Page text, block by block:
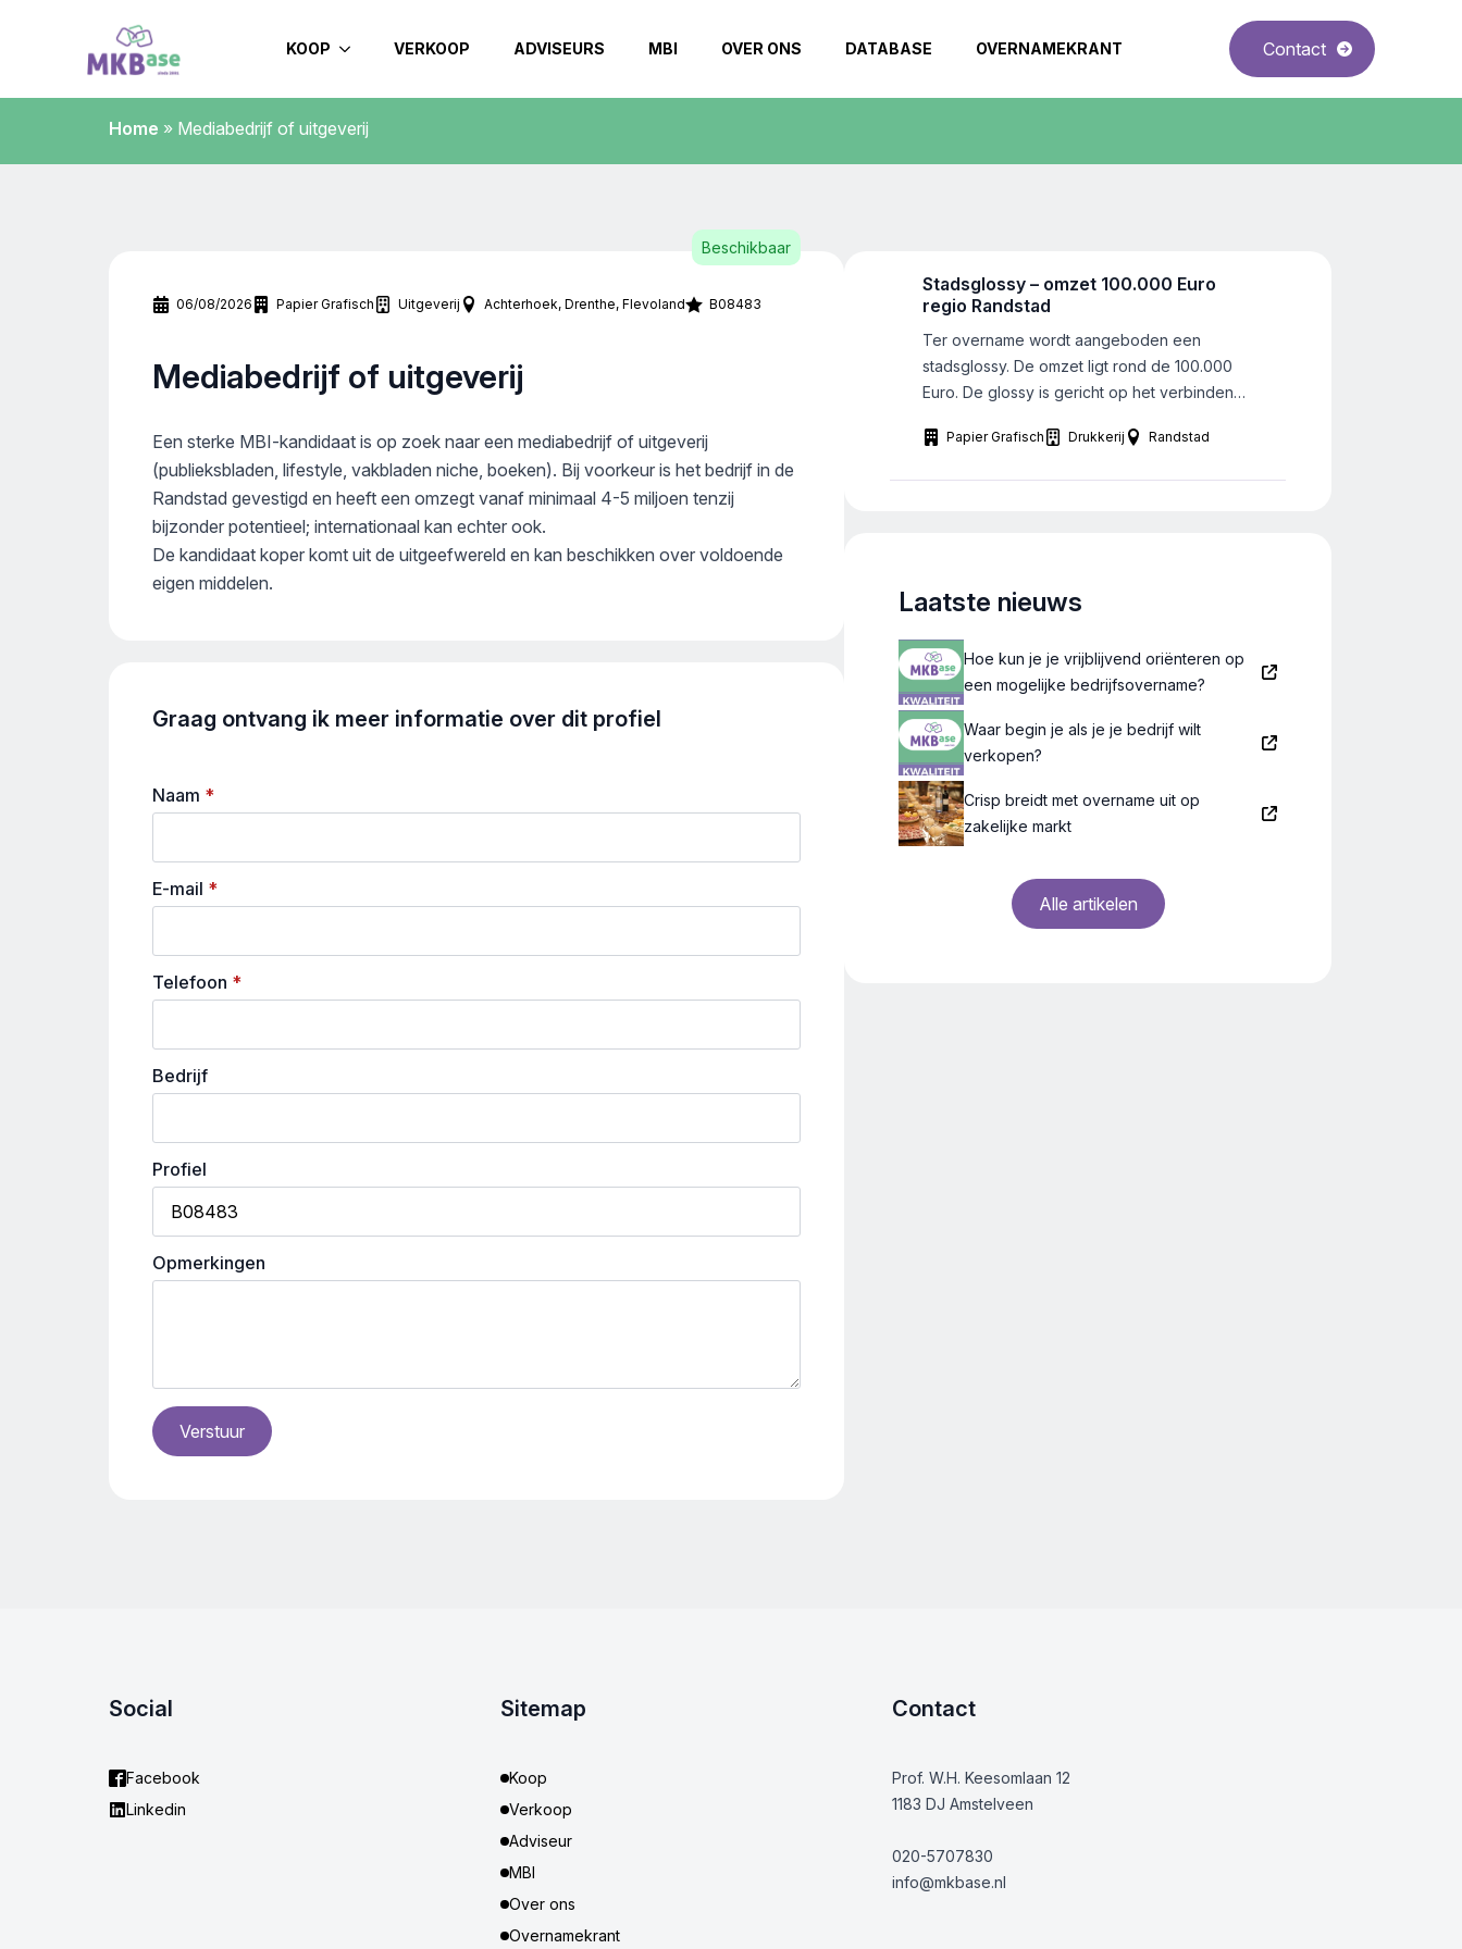
KOOP VERKOOP ADVISEURS MBI OVER ONS DATABASE OVERNAMEKRANT Contact
Home » Mediabedrijf of uitgeverij
06/08/2026 Papier Grafisch Uitgeverij Achterhoek Drenthe Flevoland B08483
Mediabedrijf of uitgeverij
Een sterke MBI-kandidaat is op zoek naar een mediabedrijf of uitgeverij
(publieksbladen, lifestyle, vakbladen niche, boeken). Bij voorkeur is het bedrijf in de
Randstad gevestigd en heeft een omzegt vanaf minimaal 4-5 miljoen tenzij
bijzonder potentieel; internationaal kan echter ook.
De kandidaat koper komt uit de uitgeefwereld en kan beschikken over voldoende
eigen middelen.
Beschikbaar
Graag ontvang ik meer informatie over dit profiel
Naam *
E-mail *
Telefoon *
Bedrijf
Profiel
Opmerkingen
Verstuur
Stadsglossy – omzet 100.000 Euro
regio Randstad
Ter overname wordt aangeboden een
stadsglossy. De omzet ligt rond de 100.000
Euro. De glossy is gericht op het verbinden
betrokken Gemeente en omgeving. Met een
Papier Grafisch Drukkerij Randstad
Laatste nieuws
Hoe kun je je vrijblijvend oriënteren op
een mogelijke bedrijfsovername?
Waar begin je als je je bedrijf wilt
verkopen?
Crisp breidt met overname uit op
zakelijke markt
Alle artikelen
Social
Facebook
Linkedin
Sitemap
Koop
Verkoop
Adviseur
MBI
Over ons
Overnamekrant
Contact
Prof. W.H. Keesomlaan 12
1183 DJ Amstelveen
020-5707830
info@mkbase.nl